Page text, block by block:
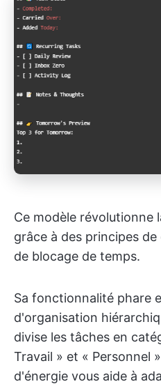
Ce modèle révolutionne
grâce à des principes
de blocage de temps.
Sa fonctionnalité phare
d'organisation
divise les tâches en
Travail » et « Personnel
d'énergie vous aide à